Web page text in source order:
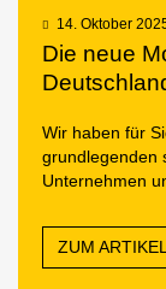
14. Oktober
Die neue
Wir haben für
grundlegenden
Unternehmen
ZUM